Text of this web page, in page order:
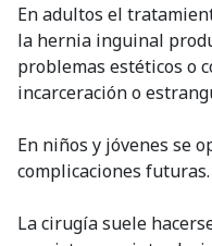
En adultos el
la hernia inguinal
problemas estéticos o
incarceración o
En niños y jóvenes se
complicaciones futuras.
La cirugía suele